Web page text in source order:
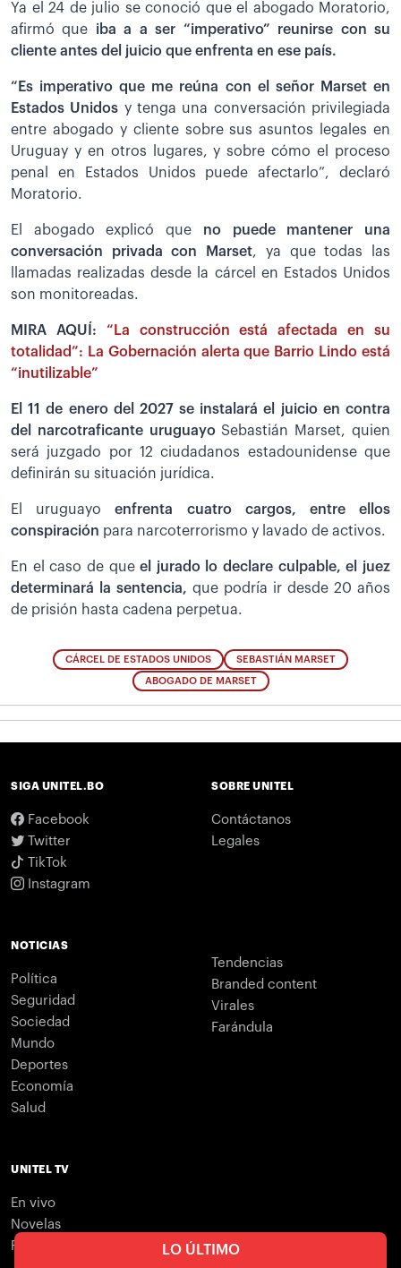
LO ÚLTIMO
Ya el 24 de julio se conoció que el abogado Moratorio,
afirmó que iba a a ser “imperativo” reunirse con su
cliente antes del juicio que enfrenta en ese país.
“Es imperativo que me reúna con el señor Marset en
Estados Unidos y tenga una conversación privilegiada
entre abogado y cliente sobre sus asuntos legales en
Uruguay y en otros lugares, y sobre cómo el proceso
penal en Estados Unidos puede afectarlo”, declaró
Moratorio.
El abogado explicó que no puede mantener una
conversación privada con Marset, ya que todas las
llamadas realizadas desde la cárcel en Estados Unidos
son monitoreadas.
MIRA AQUÍ: “La construcción está afectada en su
totalidad”: La Gobernación alerta que Barrio Lindo está
“inutilizable”
El 11 de enero del 2027 se instalará el juicio en contra
del narcotraficante uruguayoSebastián Marset, quien
será juzgado por 12 ciudadanos estadounidense que
definirán su situación jurídica.
El uruguayoenfrenta cuatro cargos, entre ellos
conspiración para narcoterrorismo y lavado de activos.
En el caso de queel jurado lo declare culpable, el juez
determinará la sentencia, que podría ir desde 20 años
de prisión hasta cadena perpetua.
CÁRCEL DE ESTADOS UNIDOS SEBASTIÁN MARSET
ABOGADO DE MARSET
SIGA UNITEL.BO
Facebook
Twitter
TikTok
Instagram
SOBRE UNITEL
Contáctanos
Legales
NOTICIAS
Política
Seguridad
Sociedad
Mundo
Deportes
Economía
Salud
Tendencias
Branded content
Virales
Farándula
UNITEL TV
En vivo
Novelas
Programación